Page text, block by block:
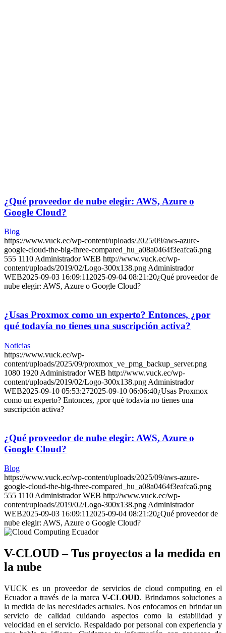
¿Qué proveedor de nube elegir: AWS, Azure o
Google Cloud?
Blog
https://www.vuck.ec/wp-content/uploads/2025/09/aws-azure-
google-cloud-the-big-three-compared_hu_a08a0464f3eafca6.png
555 1110Administrador WEB http://www.vuck.ec/wp-
content/uploads/2019/02/Logo-300x138.pngAdministrador
WEB2025-09-03 16:09:112025-09-04 08:21:20¿Qué proveedor de
nube elegir: AWS, Azure o Google Cloud?
¿Usas Proxmox como un experto? Entonces, ¿por
qué todavía no tienes una suscripción activa?
Noticias
https://www.vuck.ec/wp-
content/uploads/2025/09/proxmox_ve_pmg_backup_server.png
1080 1920 Administrador WEB http://www.vuck.ec/wp-
content/uploads/2019/02/Logo-300x138.png Administrador
WEB2025-09-10 05:53:272025-09-10 06:06:40¿Usas Proxmox
como un experto? Entonces, ¿por qué todavía no tienes una
suscripción activa?
¿Qué proveedor de nube elegir: AWS, Azure o
Google Cloud?
Blog
https://www.vuck.ec/wp-content/uploads/2025/09/aws-azure-
google-cloud-the-big-three-compared_hu_a08a0464f3eafca6.png
555 1110 Administrador WEB http://www.vuck.ec/wp-
content/uploads/2019/02/Logo-300x138.png Administrador
WEB2025-09-03 16:09:11 2025-09-04 08:21:20¿Qué proveedor de
nube elegir: AWS, Azure o Google Cloud?
V-CLOUD – Tus proyectos a la medida en
la nube
VUCK es un proveedor de servicios de cloud computing en el
Ecuador a través de la marcaV-CLOUD. Brindamos soluciones a
la medida de las necesidades actuales. Nos enfocamos en brindar un
servicio de calidad cuidando aspectos como la estabilidad y
velocidad en el servicio. Respaldado por personal con experiencia y